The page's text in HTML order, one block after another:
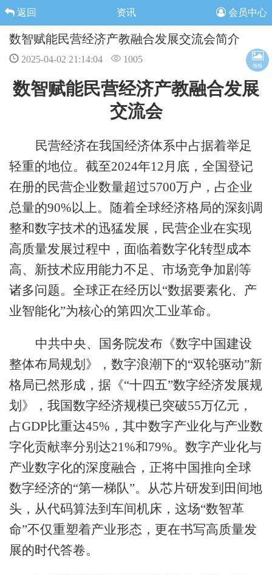
返回 资讯 会员中心
数智赋能民营经济产教融合发展交流会简介
2025-04-02 21:14:04 1005
数智赋能民营经济产教融合发展
交流会
民营经济在我国经济体系中占据着举足
轻重的地位。 截至2024年12月底，全国登记
在册的民营企业数量超过5700万户 ，占企业
总量的90%以上。随着全球经济格局的深刻调
整和数字技术的迅猛发展，民营企业在实现
高质量发展过程中，面临着数字化转型成本
高、新技术应用能力不足、市场竞争加剧等
诸多问题。全球正在经历以“数据要素化、产
业智能化”为核心的第四次工业革命。
中共中央、国务院发布《数字中国建设
整体布局规划》，数字浪潮下的“双轮驱动”新
格局已然形成，据《“十四五”数字经济发展规
划》，我国数字经济规模已突破55万亿元，
占GDP比重达45%，其中数字产业化与产业数
字化贡献率分别达21%和79%。数字产业化与
产业数字化的深度融合，正将中国推向全球
数字经济的“第一梯队”。从芯片研发到田间地
头，从代码算法到车间机床，这场“数智革
命”不仅重塑着产业形态，更在书写高质量发
展的时代答卷。
海报